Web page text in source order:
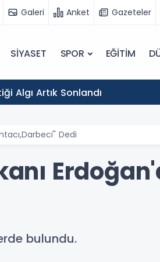
Galeri Anket Gazeteler
SİYASET SPOR EĞİTİM
Algı Artık Sonlandı
Dedi
bulundu.